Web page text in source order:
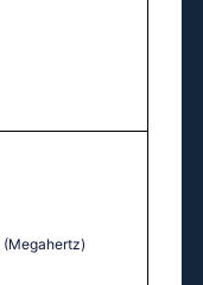
(Megahertz)